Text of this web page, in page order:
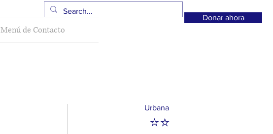
Donar ahora
Menú de Contacto
Urbana
⭐⭐